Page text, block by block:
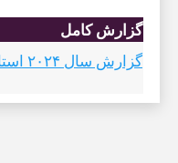
گزارش کامل
گزارش سال ۲۰۲۴ استاپ فمیساید ایران